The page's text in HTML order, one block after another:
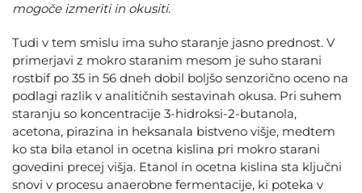
mogoče izmeriti in okusiti.
Tudi v tem smislu ima suho staranje jasno prednost. V
primerjavi z mokro staranim mesom je suho starani
rostbif po 35 in 56 dneh dobil boljšo senzorično oceno na
podlagi razlik v analitičnih sestavinah okusa. Pri suhem
staranju so koncentracije 3-hidroksi-2-butanola,
acetona, pirazina in heksanala bistveno višje, medtem
ko sta bila etanol in ocetna kislina pri mokro starani
govedini precej višja. Etanol in ocetna kislina sta ključni
snovi v procesu anaerobne fermentacije, ki poteka v